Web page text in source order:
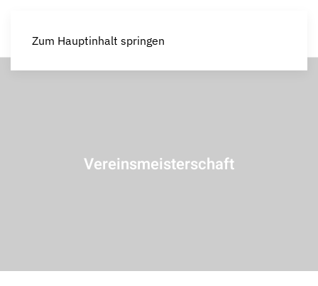
Zum Hauptinhalt springen
Vereinsmeisterschaft